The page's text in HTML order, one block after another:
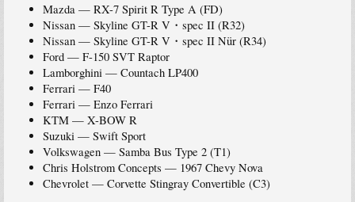
Mazda — RX-7 Spirit R Type A (FD)
Nissan — Skyline GT-R V・spec II (R32)
Nissan — Skyline GT-R V・spec II Nür (R34)
Ford — F-150 SVT Raptor
Lamborghini — Countach LP400
Ferrari — F40
Ferrari — Enzo Ferrari
KTM — X-BOW R
Suzuki — Swift Sport
Volkswagen — Samba Bus Type 2 (T1)
Chris Holstrom Concepts — 1967 Chevy Nova
Chevrolet — Corvette Stingray Convertible (C3)